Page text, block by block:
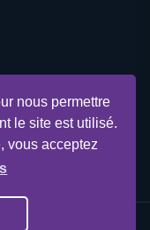
nous permettre
le site est utilisé.
vous acceptez